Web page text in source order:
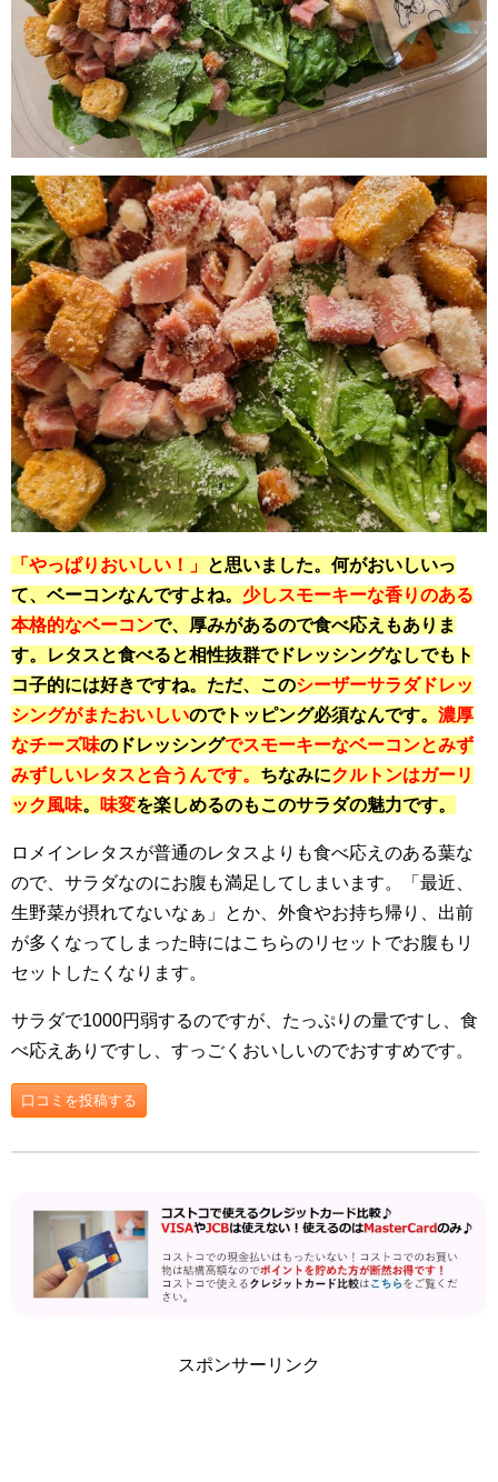
「やっぱりおいしい！」 と思いました。何がおいしいっ
て、ベーコンなんですよね。 少しスモーキーな香りのある
本格的なベーコンで、厚みがあるので食べ応えもありま
す。レタスと食べると相性抜群でドレッシングなしでもト
コ子的には好きですね。ただ、このシーザーサラダドレッ
シングがまたおいしいのでトッピング必須なんです。 濃厚
なチーズ味のドレッシングでスモーキーなベーコンとみず
みずしいレタスと合うんです。 ちなみにクルトンはガーリ
ック風味。 味変を楽しめるのもこのサラダの魅力です。
ロメインレタスが普通のレタスよりも食べ応えのある葉な
ので、サラダなのにお腹も満足してしまいます。「最近、
生野菜が摂れてないなぁ」とか、外食やお持ち帰り、出前
が多くなってしまった時にはこちらのリセットでお腹もリ
セットしたくなります。
サラダで1000円弱するのですが、たっぷりの量ですし、食
べ応えありですし、すっごくおいしいのでおすすめです。
口コミを投稿する
スポンサーリンク